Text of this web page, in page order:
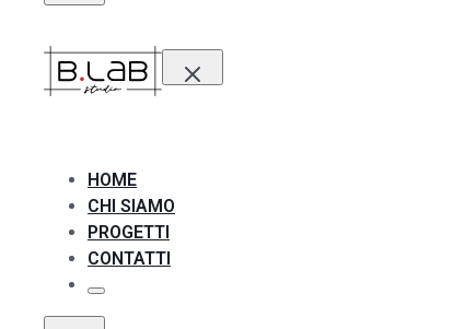
HOME
CHI SIAMO
PROGETTI
CONTATTI